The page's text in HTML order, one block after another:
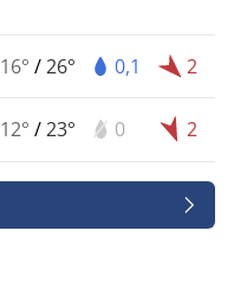
16° /26° 0,1 2
12° /23° 0 2